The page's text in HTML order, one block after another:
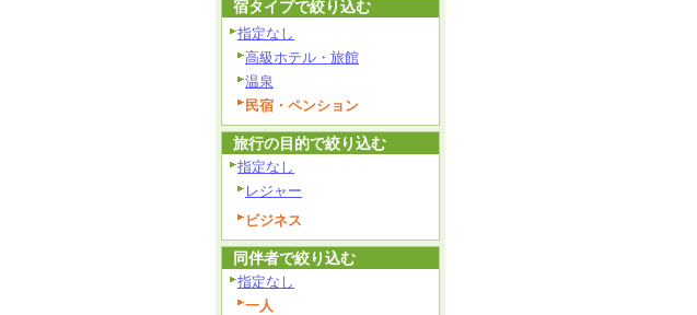
宿タイプで絞り込む
指定なし
高級ホテル・旅館
温泉
民宿・ペンション
旅行の目的で絞り込む
指定なし
レジャー
ビジネス
同伴者で絞り込む
指定なし
一人